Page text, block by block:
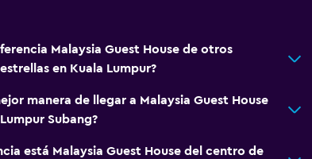
Malaysia Guest House de otros
en Kuala Lumpur?
manera de llegar a Malaysia Guest House
Subang?
está Malaysia Guest House del centro de